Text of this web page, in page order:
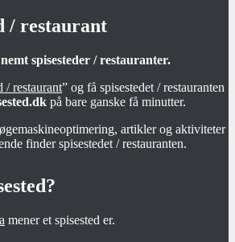
/ restaurant
spisesteder / restauranter.
/ restaurant” og få spisestedet / restauranten
på bare ganske få minutter.
artikler og aktiviteter
finder spisestedet / restauranten.
mener et spisested er.